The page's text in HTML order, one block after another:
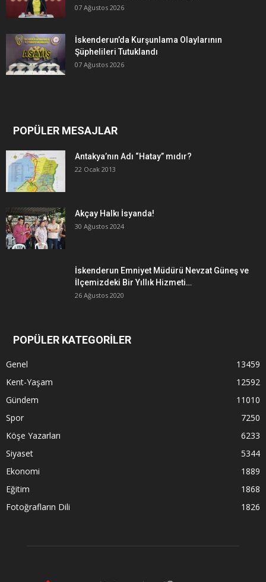
07 Ağustos 2026
İskenderun’da Kurşunlama Olaylarının
Şüphelileri Tutuklandı
07 Ağustos 2026
POPÜLER MESAJLAR
Antakya’nın Adı “Hatay” mıdır?
22 Ocak 2013
Akçay Halkı İsyanda!
30 Ağustos 2024
İskenderun Emniyet Müdürü Nevzat Güneş ve
İlçemizdeki Bir Yıllık Hizmeti…
26 Ağustos 2020
POPÜLER KATEGORİLER
Genel
13459
Kent-Yaşam
12592
Gündem
11010
Spor
7250
Köşe Yazarları
6233
Siyaset
5344
Ekonomi
1889
Eğitim
1868
Fotoğrafların Dili
1826